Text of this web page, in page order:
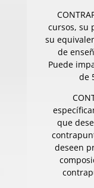
cursos, su
su
de
Puede
de
que
deseen